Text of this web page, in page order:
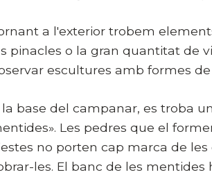
a l'exterior trobem
pinacles o la gran quantitat de
escultures amb formes
la base del campanar, es troba
Les pedres que el
no porten cap marca de
les. El banc de les